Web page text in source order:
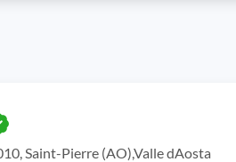
Saint-Pierre (AO),Valle dAosta